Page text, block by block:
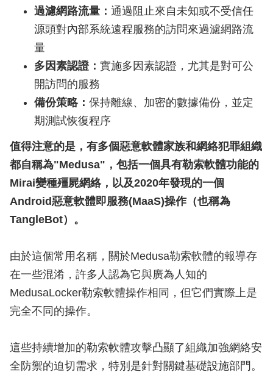
過濾網路流量： 通過阻止來自未知或不受信任
源頭對內部系統遠程服務的訪問來過濾網路流
量
多因素認證： 實施多因素認證，尤其是對可公
開訪問的服務
備份策略： 保持離線、加密的數據備份，並定
期測試恢復程序
值得注意的是，有多個惡意軟體家族和網絡犯罪組織
都自稱為"Medusa"，包括一個具有勒索軟體功能的
Mirai變種殭屍網絡，以及2020年發現的一個
Android惡意軟體即服務(MaaS)操作（也稱為
TangleBot）。
由於這個常用名稱，關於Medusa勒索軟體的報導存
在一些混淆，許多人認為它與廣為人知的
MedusaLocker勒索軟體操作相同，但它們實際上是
完全不同的操作。
這些持續增加的勒索軟體攻擊凸顯了組織加強網絡安
全防禦的迫切需求，特別是針對關鍵基礎設施部門。